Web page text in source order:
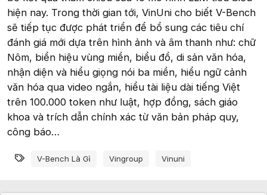
hiện nay. Trong thời gian tới, VinUni cho biết V-Bench
sẽ tiếp tục được phát triển để bổ sung các tiêu chí
đánh giá mới dựa trên hình ảnh và âm thanh như: chữ
Nôm, biển hiệu vùng miền, biểu đồ, di sản văn hóa,
nhận diện và hiểu giọng nói ba miền, hiểu ngữ cảnh
văn hóa qua video ngắn, hiểu tài liệu dài tiếng Việt
trên 100.000 token như luật, hợp đồng, sách giáo
khoa và trích dẫn chính xác từ văn bản pháp quy,
công báo…
Từ khóa
V-Bench Là Gì Vingroup Vinuni